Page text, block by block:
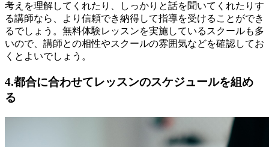
考えを理解してくれたり、しっかりと話を聞いてくれたりす
る講師なら、より信頼でき納得して指導を受けることができ
るでしょう。無料体験レッスンを実施しているスクールも多
いので、講師との相性やスクールの雰囲気などを確認してお
くとよいでしょう。
4.都合に合わせてレッスンのスケジュールを組め
る